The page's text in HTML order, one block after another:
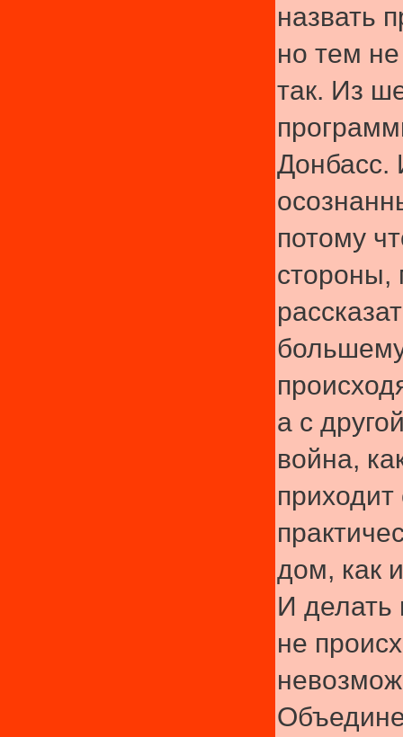
назвать
но тем
так. Из
Донбасс.
потому
а с
война,
приходит
дом, как
И делать
не